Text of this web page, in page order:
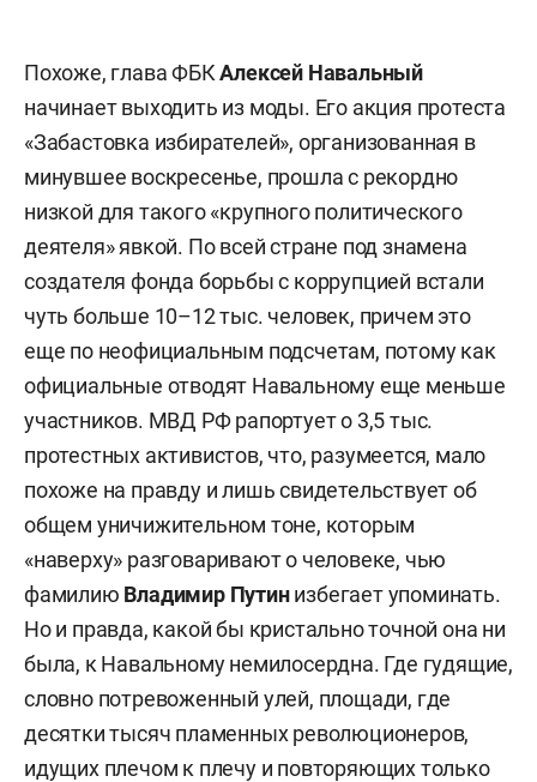
Похоже, глава ФБКАлексей Навальный
начинает выходить из моды. Его акция протеста
«Забастовка избирателей», организованная в
минувшее воскресенье, прошла с рекордно
низкой для такого «крупного политического
деятеля» явкой. По всей стране под знамена
создателя фонда борьбы с коррупцией встали
чуть больше 10–12 тыс. человек, причем это
еще по неофициальным подсчетам, потому как
официальные отводят Навальному еще меньше
участников. МВД РФ рапортует о 3,5 тыс.
протестных активистов, что, разумеется, мало
похоже на правду и лишь свидетельствует об
общем уничижительном тоне, которым
«наверху» разговаривают о человеке, чью
фамилию Владимир Путинизбегает упоминать.
Но и правда, какой бы кристально точной она ни
была, к Навальному немилосердна. Где гудящие,
словно потревоженный улей, площади, где
десятки тысяч пламенных революционеров,
идущих плечом к плечу и повторяющих только